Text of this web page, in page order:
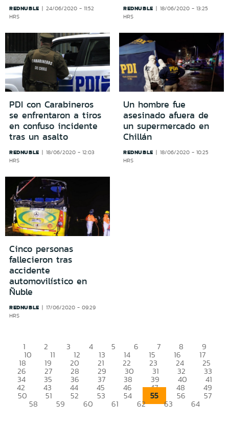
REDNUBLE
24/06/2020 - 11:52
HRS
REDNUBLE
18/06/2020 - 13:25
HRS
PDI con Carabineros
se enfrentaron a tiros
en confuso incidente
tras un asalto
REDNUBLE
18/06/2020 - 12:03
HRS
Un hombre fue
asesinado afuera de
un supermercado en
Chillán
REDNUBLE
18/06/2020 - 10:25
HRS
Cinco personas
fallecieron tras
accidente
automovilístico en
Ñuble
REDNUBLE
17/06/2020 - 09:29
HRS
1 2 3 4 5 6 7 8 9
10 11 12 13 14 15 16 17
18 19 20 21 22 23 24 25
26 27 28 29 30 31 32 33
34 35 36 37 38 39 40 41
42 43 44 45 46 47 48 49
50 51 52 53 54 55 56 57
58 59 60 61 62 63 64